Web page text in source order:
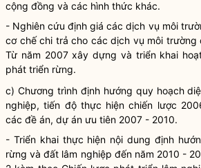
cộng đồng và các hình thức khác.
- Nghiên cứu định giá các dịch vụ môi
cơ chế chi trả cho các dịch vụ môi trường
Từ năm 2007 xây dựng và triển khai
phát triển rừng.
c) Chương trình định hướng quy hoạch
nghiệp, tiến độ thực hiện chiến lược
các đề án, dự án ưu tiên 2007 - 2010.
- Triển khai thực hiện nội dung định
rừng và đất lâm nghiệp đến năm 2010 -